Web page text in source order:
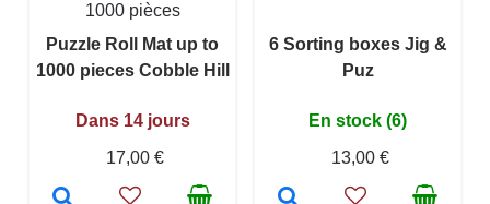
1000 pièces
Puzzle Roll Mat up to
1000 pieces Cobble Hill
Dans 14 jours
17,00 €
6 Sorting boxes Jig &
Puz
En stock (6)
13,00 €